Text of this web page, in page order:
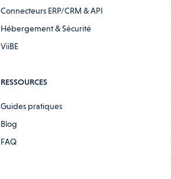
Connecteurs ERP/CRM & API
Hébergement & Sécurité
ViiBE
RESSOURCES
Guides pratiques
Blog
FAQ